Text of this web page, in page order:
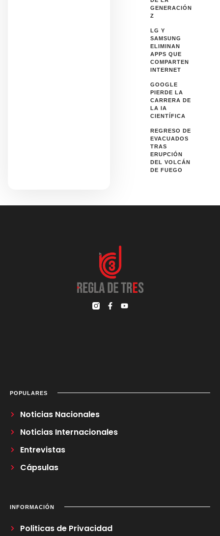
GENERACIÓN
Z
LG Y
SAMSUNG
ELIMINAN
APPS QUE
COMPARTEN
INTERNET
GOOGLE
PIERDE LA
CARRERA DE
LA IA
CIENTÍFICA
REGRESO DE
EVACUADOS
TRAS
ERUPCIÓN
DEL VOLCÁN
DE FUEGO
POPULARES
Noticias Nacionales
Noticias Internacionales
Entrevistas
Cápsulas
INFORMACIÓN
Politicas de Privacidad